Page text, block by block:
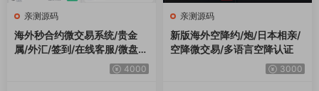
亲测源码
海外秒合约微交易系统/贵金
属/外汇/签到/在线客服/微盘系
4000
亲测源码
新版海外空降约/炮/日本相亲/
空降微交易/多语言空降认证
3000